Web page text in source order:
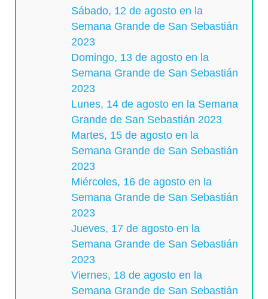
Sábado, 12 de agosto en la
Semana Grande de San Sebastián
2023
Domingo, 13 de agosto en la
Semana Grande de San Sebastián
2023
Lunes, 14 de agosto en la Semana
Grande de San Sebastián 2023
Martes, 15 de agosto en la
Semana Grande de San Sebastián
2023
Miércoles, 16 de agosto en la
Semana Grande de San Sebastián
2023
Jueves, 17 de agosto en la
Semana Grande de San Sebastián
2023
Viernes, 18 de agosto en la
Semana Grande de San Sebastián